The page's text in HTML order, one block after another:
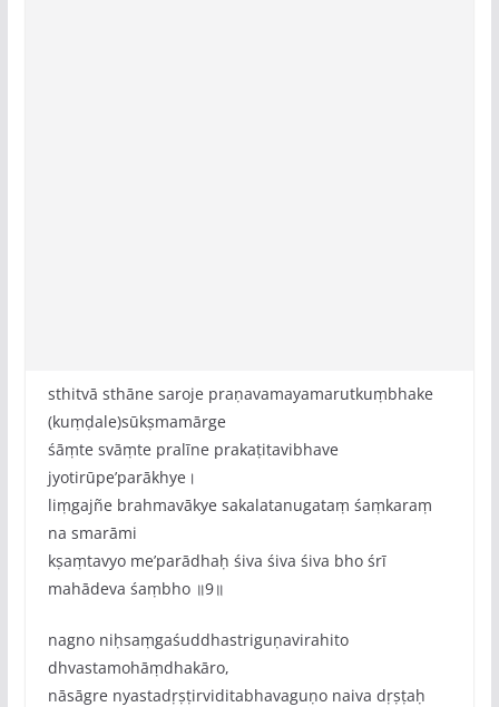
sthitvā sthāne saroje praṇavamayamarutkuṃbhake
(kuṃḍale)sūkṣmamārge
śāṃte svāṃte pralīne prakaṭitavibhave
jyotirūpe‌’parākhye।
liṃgajñe brahmavākye sakalatanugataṃ śaṃkaraṃ
na smarāmi
kṣaṃtavyo me‌’parādhaḥ śiva śiva śiva bho śrī
mahādeva śaṃbho ॥9॥
nagno niḥsaṃgaśuddhastriguṇavirahito
dhvastamohāṃdhakāro,
nāsāgre nyastadṛṣṭirviditabhavaguṇo naiva dṛṣṭaḥ